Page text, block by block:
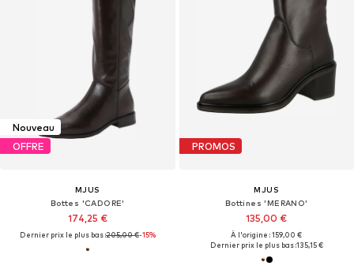
Nouveau
OFFRE
MJUS
Bottes 'CADORE'
174,25 €
Dernier prix le plus bas :205,00 €-15%
PROMOS
MJUS
Bottines 'MERANO'
135,00 €
À l'origine : 159,00 €
Dernier prix le plus bas :135,15 €